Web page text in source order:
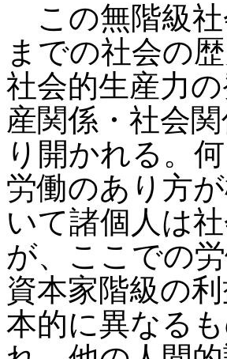
この無階級社
までの社会の
社会的生産力
産関係・社会
り開かれる。
労働のあり方
いて諸個人は
が、ここでの
資本家階級の
本的に異なる